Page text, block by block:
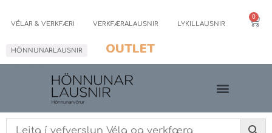
VÉLAR & VERKFÆRI VERKFÆRALAUSNIR LYKILLAUSNIR
HÖNNUNARLAUSNIR OUTLET
0